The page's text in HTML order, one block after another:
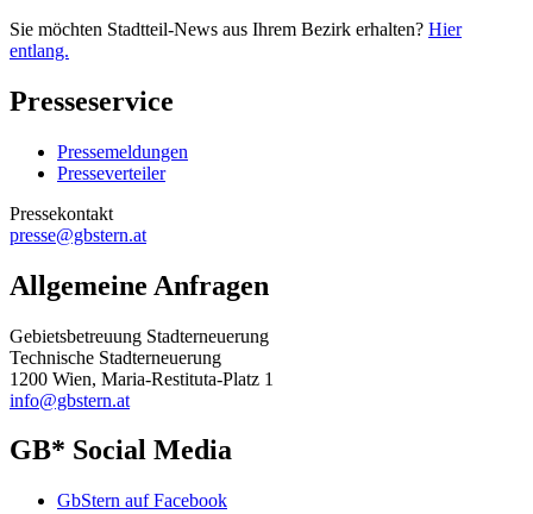
Sie möchten Stadtteil-News aus Ihrem Bezirk erhalten? Hier
entlang.
Presseservice
Pressemeldungen
Presseverteiler
Pressekontakt
presse@gbstern.at
Allgemeine Anfragen
Gebietsbetreuung Stadterneuerung
Technische Stadterneuerung
1200 Wien, Maria-Restituta-Platz 1
info@gbstern.at
GB* Social Media
GbStern auf Facebook